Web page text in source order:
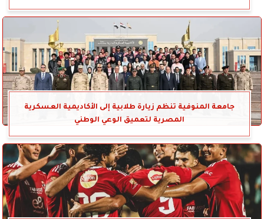
جامعة المنوفية تنظم زيارة طلابية إلى الأكاديمية العسكرية
المصرية لتعميق الوعي الوطني